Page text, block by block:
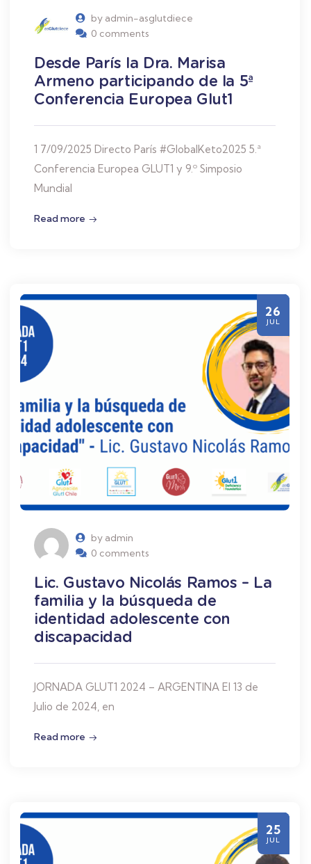
by admin-asglutdiece
0 comments
Desde París la Dra. Marisa
Armeno participando de la 5ª
Conferencia Europea Glut1
1 7/09/2025 Directo París #GlobalKeto2025 5.ª
Conferencia Europea GLUT1 y 9.º Simposio
Mundial
Read more
by admin
0 comments
Lic. Gustavo Nicolás Ramos – La
familia y la búsqueda de
identidad adolescente con
discapacidad
JORNADA GLUT1 2024 – ARGENTINA El 13 de
Julio de 2024, en
Read more
26
JUL
25
JUL